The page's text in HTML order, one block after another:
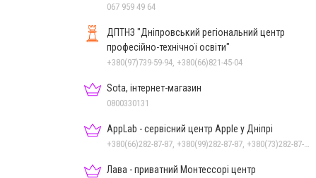
067 959 49 64
ДПТНЗ "Дніпровський регіональний центр
професійно-технічної освіти"
+380(97)739-59-94, +380(66)821-45-04
Sota, інтернет-магазин
0800330131
AppLab - сервісний центр Apple у Дніпрі
Лава - приватний Монтессорі центр